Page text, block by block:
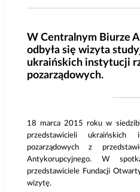
W Centralnym Biurze
odbyła się wizyta
ukraińskich instytucji
pozarządowych.
18 marca 2015 roku w
przedstawicieli ukraińskich
pozarządowych z
Antykorupcyjnego. W
przedstawiciele Fundacji
wizytę.